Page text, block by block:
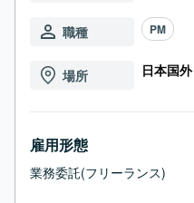
職種 PM
場所 日本国外
雇用形態
業務委託(フリーランス)